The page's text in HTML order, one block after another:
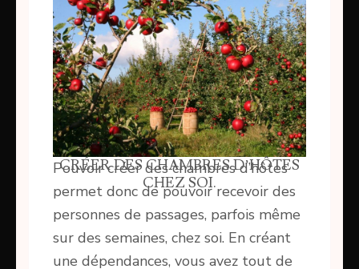
CRÉER DES CHAMBRES D’HÔTES
CHEZ SOI.
Pouvoir créer des chambres d’hôtes
permet donc de pouvoir recevoir des
personnes de passages, parfois même
sur des semaines, chez soi. En créant
une dépendances, vous avez tout de